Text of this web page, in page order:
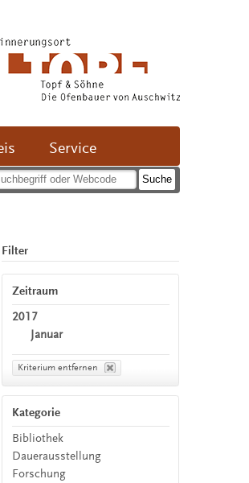
Service
Filter
Zeitraum
2017
Januar
Kriterium entfernen
Kategorie
Bibliothek
Dauerausstellung
Forschung